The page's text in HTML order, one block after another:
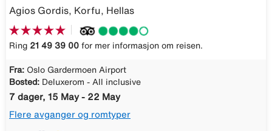
Agios Gordis, Korfu, Hellas
Ring 21 49 39 00 for mer informasjon om reisen.
Fra: Oslo Gardermoen Airport
Bosted: Deluxerom - All inclusive
7 dager, 15 May - 22 May
Flere avganger og romtyper